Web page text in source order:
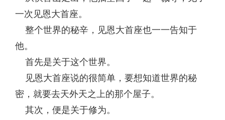
一次见恩大首座。
整个世界的秘辛，见恩大首座也一一告知于
他。
首先是关于这个世界。
见恩大首座说的很简单，要想知道世界的秘
密，就要去天外天之上的那个屋子。
其次，便是关于修为。